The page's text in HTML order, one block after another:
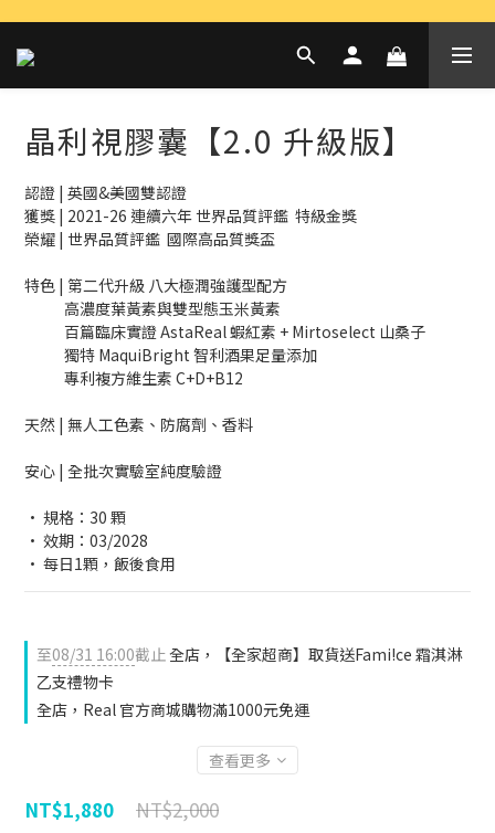
晶利視膠囊【2.0 升級版】
認證 | 英國&美國雙認證
獲獎 | 2021-26 連續六年 世界品質評鑑  特級金獎
榮耀 | 世界品質評鑑  國際高品質獎盃
特色 | 第二代升級 八大極潤強護型配方
            高濃度葉黃素與雙型態玉米黃素
            百篇臨床實證 AstaReal 蝦紅素 + Mirtoselect 山桑子
            獨特 MaquiBright 智利酒果足量添加
            專利複方維生素 C+D+B12
天然 | 無人工色素、防腐劑、香料
安心 | 全批次實驗室純度驗證
• 規格：30 顆
• 效期：03/2028
• 每日1顆，飯後食用
至08/31 16:00截止全店，【全家超商】取貨送Fami!ce 霜淇淋
乙支禮物卡
全店，Real 官方商城購物滿1000元免運
查看更多
NT$2,000
NT$1,880